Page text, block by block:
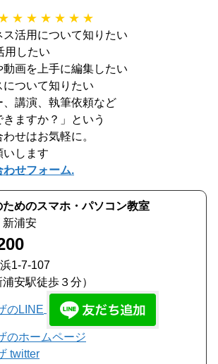
★ ★ ★ ★ ★ ★
活用について知りたい
したい
画を上手に編集したい
ついて知りたい
講演、執筆依頼など
きますか？」という
せはお気軽に。
いします
わせフォーム.
ためのスマホ・パソコン教室
新浦安
1-7-107
安駅徒歩３分）
のLINE
のホームページ
twitter